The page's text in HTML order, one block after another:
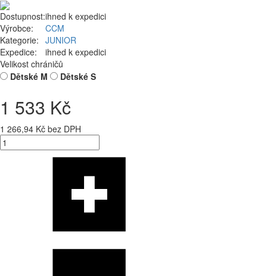
Dostupnost:ihned k expedici
Výrobce:
CCM
Kategorie: JUNIOR
Expedice:
ihned k expedici
Velikost chráničů
Dětské M
Dětské S
1 533 Kč
1 266,94 Kč bez DPH